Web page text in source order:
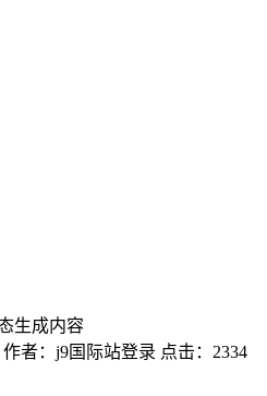
生成内容
作者： j9国际站登录 点击： 2334